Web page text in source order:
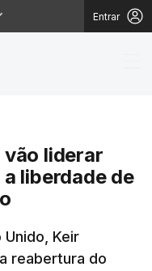
Entrar
vão liderar
liberdade de
Keir
reabertura do